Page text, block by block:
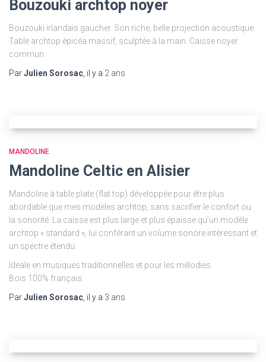
Bouzouki archtop noyer
Bouzouki irlandais gaucher. Son riche, belle projection acoustique.
Table archtop épicéa massif, sculptée à la main. Caisse noyer
commun.
ParJulien Sorosac, il y a 2 ans
MANDOLINE
Mandoline Celtic en Alisier
Mandoline à table plate (flat top) développée pour être plus
abordable que mes modèles archtop, sans sacrifier le confort ou
la sonorité. La caisse est plus large et plus épaisse qu’un modèle
archtop « standard », lui conférant un volume sonore intéressant et
un spectre étendu.
Idéale en musiques traditionnelles et pour les mélodies.
Bois 100% français.
ParJulien Sorosac, il y a 3 ans